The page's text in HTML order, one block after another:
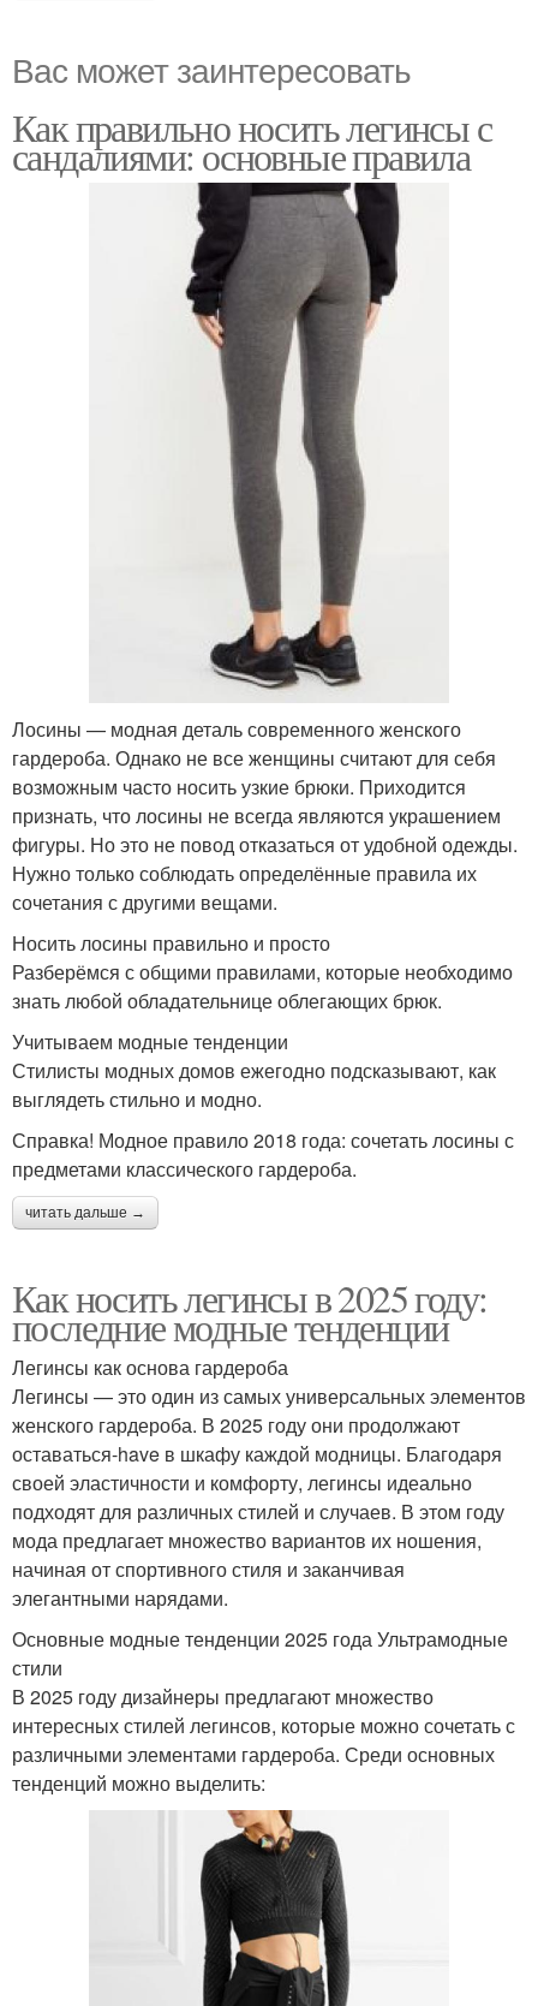
Вас может заинтересовать
Как правильно носить легинсы с
сандалиями: основные правила
Лосины — модная деталь современного женского
гардероба. Однако не все женщины считают для себя
возможным часто носить узкие брюки. Приходится
признать, что лосины не всегда являются украшением
фигуры. Но это не повод отказаться от удобной одежды.
Нужно только соблюдать определённые правила их
сочетания с другими вещами.
Носить лосины правильно и просто
Разберёмся с общими правилами, которые необходимо
знать любой обладательнице облегающих брюк.
Учитываем модные тенденции
Стилисты модных домов ежегодно подсказывают, как
выглядеть стильно и модно.
Справка! Модное правило 2018 года: сочетать лосины с
предметами классического гардероба.
читать дальше →
Как носить легинсы в 2025 году:
последние модные тенденции
Легинсы как основа гардероба
Легинсы — это один из самых универсальных элементов
женского гардероба. В 2025 году они продолжают
оставаться-have в шкафу каждой модницы. Благодаря
своей эластичности и комфорту, легинсы идеально
подходят для различных стилей и случаев. В этом году
мода предлагает множество вариантов их ношения,
начиная от спортивного стиля и заканчивая
элегантными нарядами.
Основные модные тенденции 2025 года Ультрамодные
стили
В 2025 году дизайнеры предлагают множество
интересных стилей легинсов, которые можно сочетать с
различными элементами гардероба. Среди основных
тенденций можно выделить: